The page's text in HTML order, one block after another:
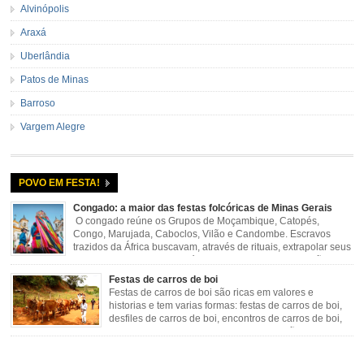
Alvinópolis
Araxá
Uberlândia
Patos de Minas
Barroso
Vargem Alegre
POVO EM FESTA!
Congado: a maior das festas folcóricas de Minas Gerais
O congado reúne os Grupos de Moçambique, Catopés,
Congo, Marujada, Caboclos, Vilão e Candombe. Escravos
trazidos da África buscavam, através de rituais, extrapolar seus
destes ritos com a religião católica, imposta aos negros pela Igreja, surgindo
novas histórias que envolviam, sobretudo, Nossa Senhora do […]
Festas de carros de boi
Festas de carros de boi são ricas em valores e
historias e tem varias formas: festas de carros de boi,
desfiles de carros de boi, encontros de carros de boi,